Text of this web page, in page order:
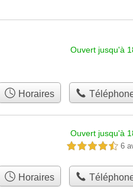
Ouvert jusqu'à
Horaires
Ouvert jusqu'à
4,5 étoiles sur 5 6
Horaires